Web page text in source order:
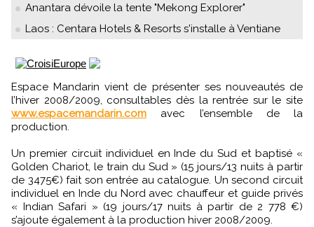
Anantara dévoile la tente "Mekong Explorer"
Laos : Centara Hotels & Resorts s'installe à Ventiane
Espace Mandarin vient de présenter ses nouveautés de
l’hiver 2008/2009, consultables dès la rentrée sur le site
www.espacemandarin.com avec l’ensemble de la
production.
Un premier circuit individuel en Inde du Sud et baptisé «
Golden Chariot, le train du Sud » (15 jours/13 nuits à partir
de 3475€) fait son entrée au catalogue. Un second circuit
individuel en Inde du Nord avec chauffeur et guide privés
« Indian Safari » (19 jours/17 nuits à partir de 2 778 €)
s’ajoute également à la production hiver 2008/2009.